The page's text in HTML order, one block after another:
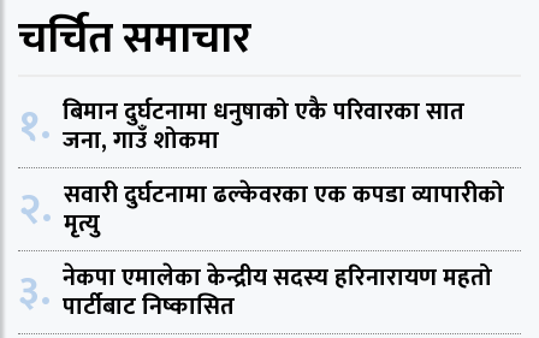
चर्चित समाचार
१. बिमान दुर्घटनामा धनुषाको एकै परिवारका सात
जना, गाउँ शोकमा
२. सवारी दुर्घटनामा ढल्केवरका एक कपडा व्यापारीको
मृत्यु
३. नेकपा एमालेका केन्द्रीय सदस्य हरिनारायण महतो
पार्टीबाट निष्कासित